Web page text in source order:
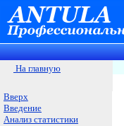
На главную
Вверх
Введение
Анализ статистики